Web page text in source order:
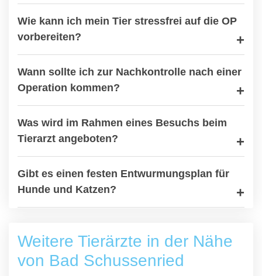
Wie kann ich mein Tier stressfrei auf die OP
vorbereiten?
Wann sollte ich zur Nachkontrolle nach einer
Operation kommen?
Was wird im Rahmen eines Besuchs beim
Tierarzt angeboten?
Gibt es einen festen Entwurmungsplan für
Hunde und Katzen?
Weitere Tierärzte in der Nähe
von Bad Schussenried